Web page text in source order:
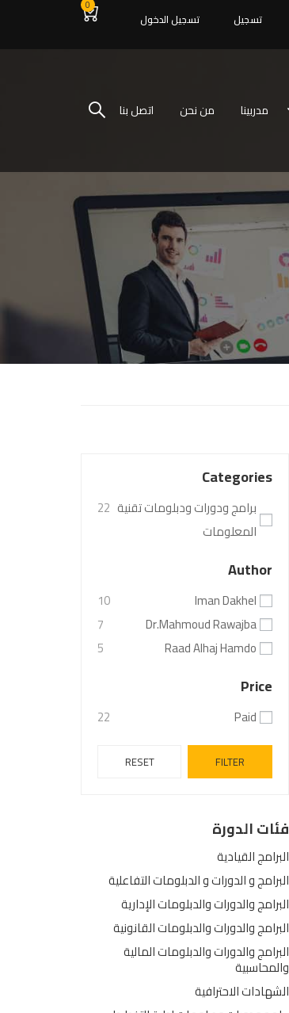
0
تسجيل تسجيل الدخول
مدربينا من نحن اتصل بنا
Categories
برامج ودورات ودبلومات تقنية
المعلومات
22
Author
Iman Dakhel
10
Dr.Mahmoud Rawajba
7
Raad Alhaj Hamdo
5
Price
Paid
22
FILTER
RESET
فئات الدورة
البرامج القيادية
البرامج و الدورات و الدبلومات التفاعلية
البرامج والدورات والدبلومات الإدارية
البرامج والدورات والدبلومات القانونية
البرامج والدورات والدبلومات المالية
والمحاسبية
الشهادات الاحترافية